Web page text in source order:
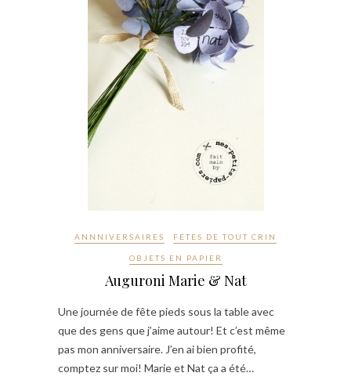
ANNNIVERSAIRES FETES DE TOUT CRIN
OBJETS EN PAPIER
Auguroni Marie & Nat
Une journée de fête pieds sous la table avec
que des gens que j’aime autour! Et c’est même
pas mon anniversaire. J’en ai bien profité,
comptez sur moi! Marie et Nat ça a été…